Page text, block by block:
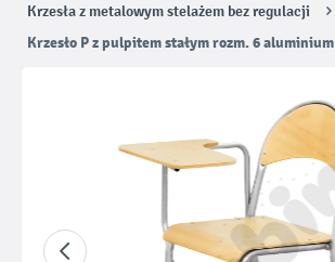
Krzesła z metalowym stelażem bez regulacji
Krzesło P z pulpitem stałym rozm. 6 aluminium